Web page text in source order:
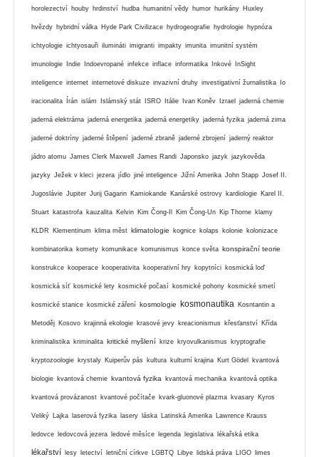
horolezectví houby hrdinství hudba humanitní vědy humor hurikány Huxley
hvězdy hybridní válka Hyde Park Civilizace hydrogeografie hydrologie hypnóza
ichtyologie ichtyosauři ilumináti imigranti impakty imunita imunitní systém
imunologie Indie Indoevropané infekce inflace informatika Inkové InSight
inteligence internet internetové diskuze invazivní druhy investigativní žurnalistika Io
iracionalita Írán islám Islámský stát ISRO Itálie Ivan Koněv Izrael jaderná chemie
jaderná elektrárna jaderná energetika jaderná energetiky jaderná fyzika jaderná zima
jaderné doktríny jaderné štěpení jaderné zbraně jaderné zbrojení jaderný reaktor
jádro atomu James Clerk Maxwell James Randi Japonsko jazyk jazykověda
jazyky Ježek v kleci jezera jídlo jiné inteligence Jižní Amerika John Stapp Josef II.
Jugoslávie Jupiter Jurij Gagarin Kamiokande Kanárské ostrovy kardiologie Karel II.
Stuart katastrofa kauzalita Kelvin Kim Čong-Il Kim Čong-Un Kip Thorne klamy
KLDR Klementinum klima měst klimatologie kognice kolaps kolonie kolonizace
kombinatorika komety komunikace komunismus konce světa konspirační teorie
konstrukce kooperace kooperativita kooperativní hry kopytníci kosmická loď
kosmická síť kosmické lety kosmické počasí kosmické pohony kosmické smetí
kosmické stanice kosmické záření kosmologie kosmonautika Kosntantin a
Metoděj Kosovo krajinná ekologie krasové jevy kreacionismus křesťanství Křída
kriminalistika kriminalita kritické myšlení krize kryovulkanismus kryptografie
kryptozoologie krystaly Kuiperův pás kultura kulturní krajina Kurt Gödel kvantová
biologie kvantová chemie kvantová fyzika kvantová mechanika kvantová optika
kvantová provázanost kvantové počítače kvark-gluonové plazma kvasary Kyros
Veliký Lajka laserová fyzika lasery láska Latinská Amerika Lawrence Krauss
ledovce ledovcová jezera ledové měsíce legenda legislativa lékařská etika
lékařství lesy letectví letniční církve LGBTQ Libye lidská práva LIGO limes